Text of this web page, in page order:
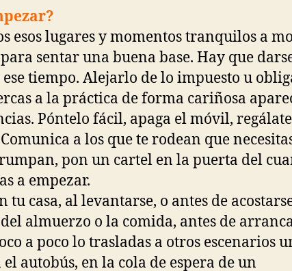
esos lugares y momentos tranquilos a
sentar una buena base. Hay que
tiempo. Alejarlo de lo impuesto u
a la práctica de forma cariñosa
Póntelo fácil, apaga el móvil,
a los que te rodean que
pon un cartel en la puerta del
a empezar.
tu casa, al levantarse, o antes de
almuerzo o la comida, antes de
a poco lo trasladas a otros escenarios
autobús, en la cola de espera de un